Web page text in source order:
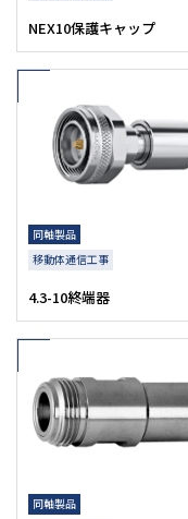
NEX10保護キャップ
同軸製品
移動体通信工事
4.3-10終端器
同軸製品